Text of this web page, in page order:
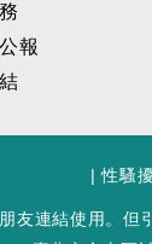
報
|性騷
友連結使用。但